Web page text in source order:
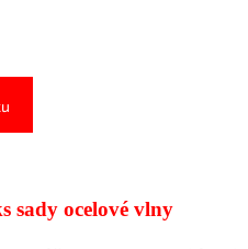
sady ocelové vlny